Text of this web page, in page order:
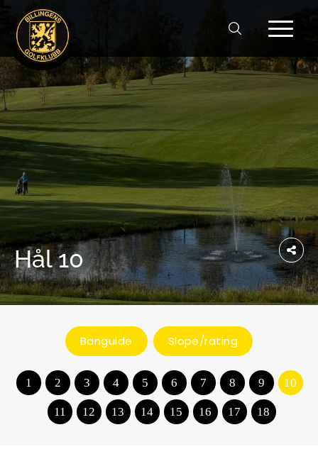
Hål 10
Banguide Slope/rating
1 2 3 4 5 6 7 8 9 10
11 12 13 14 15 16 17 18